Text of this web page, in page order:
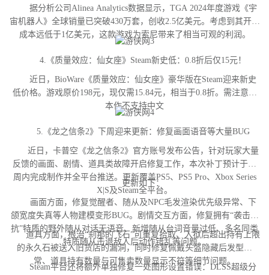
据分析公司Alinea Analytics数据显示，TGA 2024年度游戏《宇
宙机器人》全球销量已突破430万套，创收2.5亿美元。考虑到其开发
成本远低于1亿美元，这款游戏为索尼带来了相当可观的利润。
4.《质量效应：仙女座》Steam新史低：0.8折后仅15元！
近日，BioWare《质量效应：仙女座》豪华版在Steam迎来新史
低价格。游戏原价198元，现仅需15.84元，相当于0.8折。需注意，
本作不支持中文
5.《龙之信条2》下周迎来更新：修复画面语音等大量BUG
近日，卡普空《龙之信条2》官方账号发布公告，针对玩家大量
反馈的画面、剧情、道具类故障开启修复工作，本次补丁预计于下
周内完成制作并全平台推送。更新覆盖PS5、PS5 Pro、Xbox Series
X|S及Steam全平台。
更新如下：
画面方面，修复觉醒者、随从及NPC毛发渲染优先级异常、下
颌宽度失真等人物建模变形BUG。剧情交互方面，修复拥有“袭击对
抗”特质的野外随从对话无语音、新增随从台词音量过低、多名同类
特质随从击退敌人后动作错乱等问题。
道具方面，根治“刹那的飞石”可重复拾取、入狱后超出持有上限
的永久石被送入旧货店的漏洞，同时修复佩戴头盔隐藏后发型异
常、道具持有数量与可售卖数量显示不符等细节问题。
Steam平台还将额外单独修复一处图形设置错误：DLSS超级分